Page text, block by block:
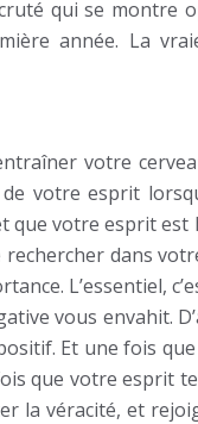
qui se montre
année. La
votre
votre esprit
votre esprit est
dans
L’essentiel,
vous envahit.
Et une fois
que votre esprit
la véracité, et